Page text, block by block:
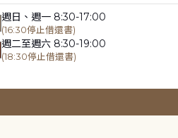
週日、週一 8:30-17:00
(16:30停止借還書)
週二至週六 8:30-19:00
(18:30停止借還書)